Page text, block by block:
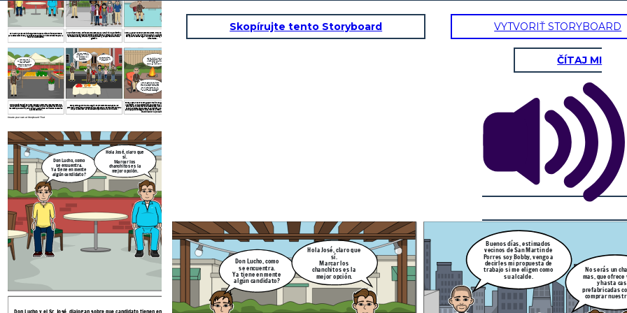
Create your own at Storyboard That
Don Lucho y el Sr. José, dialogan sobre que candidato tienen en mente
para estas elecciones, ya que se debe generar un voto consciente para la
mejoría de su distrito.
El candidato Bobby, emite sus propuestas para la mejoría de su distrito a
pesar de no tener muchos recursos económicos a comparación de otros
candidatos, Bobby ofrece lo que puede tener y adaptarse en su futura
gestión.
Bobby, a pesar de tener pocos recursos, trata de pedir apoyo a su jefe de
campaña para ver la forma de ayudar a las personas mas afectadas de
SMP para hacerles llegar un poco de víveres y tengan de donde poder
alimentarse.
Bobby se siente feliz de haber logrado adaptarse a sus recursos y de
haber podido conseguir el apoyo necesario para las personas de bajos
recursos que el tanto quería apoyar, llevándoles los insumos necesarios
que necesitaban.
Bobby entrega con mucha alegría los productos recaudados a las
personas y comparte un momento muy agradable y es empáticocon cada
uno para entender las necesidades que tiene cada uno de ellos.
Bobby a pesar de no haber ganado realizo una gran acción en contribuir
a su distrito, ya que comprendió y se puso en el lugar de cada uno de las
personas para entender sus necesidades, conecto emocionalmente con
ellos, fue constante en lograr su propósito y en poder adaptarse en lo
poco que pudo conseguir, lo manejo de la mejor manera y así creando la
credibilidad con la población.
Lo LOGRAMOS!!!
OBTUVIMOS FRUTAS Y
VERDURAS para
repartirlo con los que
mas necesitan!!!!!!!
Mamá, no gane las elecciones
pero me siento bien conmigo
mismo, por haber contribuido
con mi distrito que me vio
crecer y seguiré apoyando con
lo poco o mucho que tenga.
de gran corazón y sobre
todo empático con quien lo
necesita.
Estoy orgullosa de ti hijo.
Vecinos, vengan a
recoger sus víveres,
hay para cada uno y
se puedan
abastecer!!.
Bobby cumplió su
palabra, Bobby es
diferente!!
El candidato Bobby, emite sus propuestas para la mejoría de su distrito a Bobby, a pesar de tener pocos recursos, trata de pedir apoyo a su jefe de
Don Lucho, como
se encuentra.
Ya tiene en mente
algún candidato?
Hola José, claro que
sí.
Marcar los
chanchitos es la
mejor opción.
Hola Bobby, por supuesto,
hallaremos lo necesario
para apoyarte con los
donativos para tu sector.
Skopírujte tento Storyboard VYTVORIŤ STORYBOARD
ČÍTAJ MI
Don Lucho, como
se encuentra.
Ya tiene en mente
algún candidato?
Hola José, claro que
sí.
Marcar los
chanchitos es la
mejor opción.
Buenos días, estimados
vecinos de San Martin de
Porres soy Bobby, vengo a
decirles mi propuesta de
trabajo si me eligen como
su alcalde.
No serás un
mas, que
y hasta
prefabricadas
comprar